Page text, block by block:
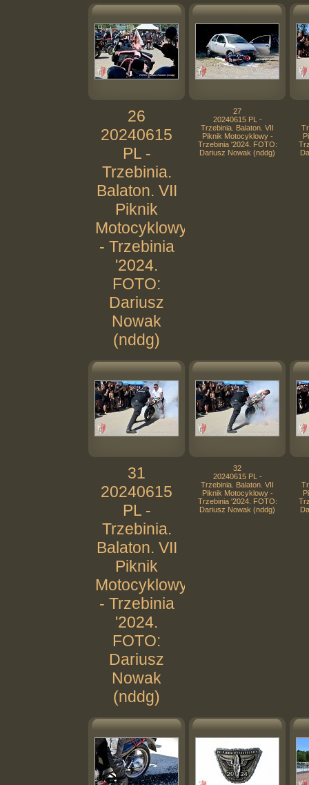
26
20240615
PL -
Trzebinia.
Balaton. VII
Piknik
Motocyklowy
- Trzebinia
'2024.
FOTO:
Dariusz
Nowak
(nddg)
27
20240615 PL -
Trzebinia. Balaton. VII
Piknik Motocyklowy -
Trzebinia '2024. FOTO:
Dariusz Nowak (nddg)
31
20240615
PL -
Trzebinia.
Balaton. VII
Piknik
Motocyklowy
- Trzebinia
'2024.
FOTO:
Dariusz
Nowak
(nddg)
32
20240615 PL -
Trzebinia. Balaton. VII
Piknik Motocyklowy -
Trzebinia '2024. FOTO:
Dariusz Nowak (nddg)